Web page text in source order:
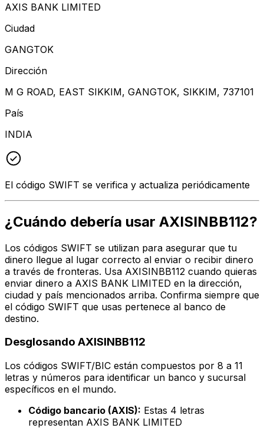
AXIS BANK LIMITED
Ciudad
GANGTOK
Dirección
M G ROAD, EAST SIKKIM, GANGTOK, SIKKIM, 737101
País
INDIA
El código SWIFT se verifica y actualiza periódicamente
¿Cuándo debería usar AXISINBB112?
Los códigos SWIFT se utilizan para asegurar que tu
dinero llegue al lugar correcto al enviar o recibir dinero
a través de fronteras. Usa AXISINBB112 cuando quieras
enviar dinero a AXIS BANK LIMITED en la dirección,
ciudad y país mencionados arriba. Confirma siempre que
el código SWIFT que usas pertenece al banco de
destino.
Desglosando AXISINBB112
Los códigos SWIFT/BIC están compuestos por 8 a 11
letras y números para identificar un banco y sucursal
específicos en el mundo.
Código bancario (AXIS): Estas 4 letras
representan AXIS BANK LIMITED